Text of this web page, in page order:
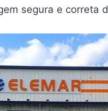
segura e